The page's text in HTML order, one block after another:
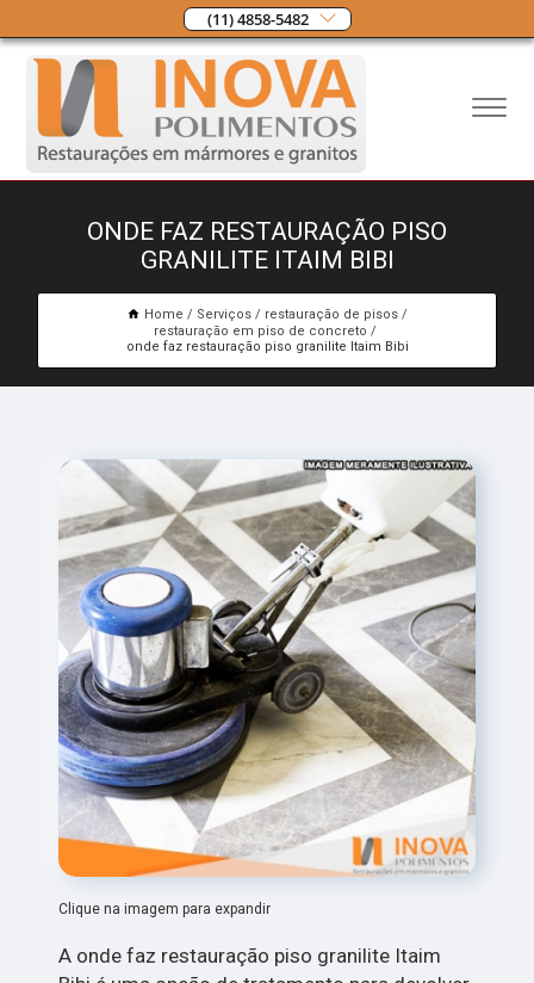
(11) 4858-5482
ONDE FAZ RESTAURAÇÃO PISO
GRANILITE ITAIM BIBI
Home Serviços
restauração de pisos
restauração em piso de concreto
onde faz restauração piso granilite Itaim Bibi
Clique na imagem para expandir
A onde faz restauração piso granilite Itaim